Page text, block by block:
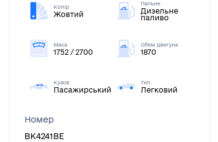
Колір
Жовтий
Пальне
Дизельне
паливо
Маса
1752 / 2700
Об'єм двигуна
1870
Кузов
Пасажирський
Тип
Легковий
Номер
ВК4241ВЕ